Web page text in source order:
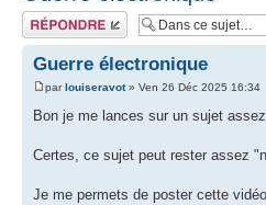
Répondre
Guerre électronique
parlouiseravot» Ven 26 Déc 2025 16:34
Bon je me lances sur un sujet
Certes, ce sujet peut rester assez
Je me permets de poster cette